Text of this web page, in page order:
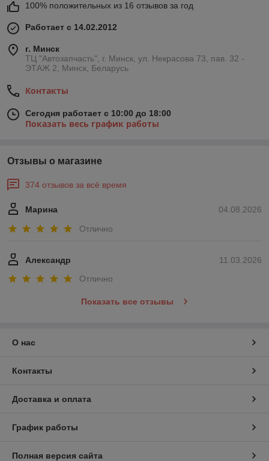
100% положительных из 16 отзывов за год
Работает с 14.02.2012
г. Минск
ТЦ "Автозапчасть", г. Минск, ул. Некрасова 73, пав. 32 -
ЭТАЖ 2, Минск, Беларусь
Контакты
Сегодня работает с 10:00 до 18:00
Показать весь график работы
Отзывы о магазине
374 отзывов за всё время
04.08.2026
Марина
Отлично
11.03.2026
Александр
Отлично
Показать все отзывы
О нас
Контакты
Доставка и оплата
График работы
Полная версия сайта